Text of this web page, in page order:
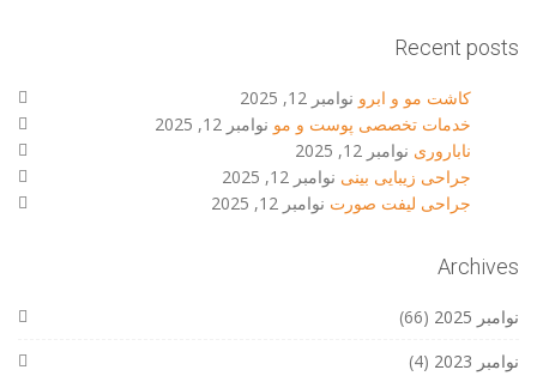
Recent posts
کاشت مو و ابرو نوامبر 12, 2025
خدمات تخصصی پوست و مو نوامبر 12, 2025
ناباروری نوامبر 12, 2025
جراحی زیبایی بینی نوامبر 12, 2025
جراحی لیفت صورت نوامبر 12, 2025
Archives
نوامبر 2025
(66)
نوامبر 2023
(4)